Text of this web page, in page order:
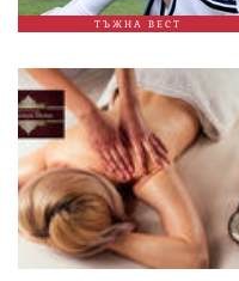
ТЪЖНА ВЕСТ